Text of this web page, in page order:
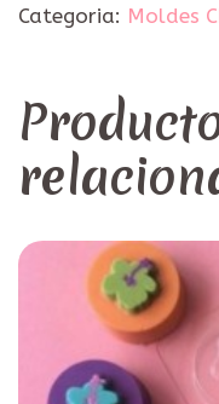
Categoria: Moldes